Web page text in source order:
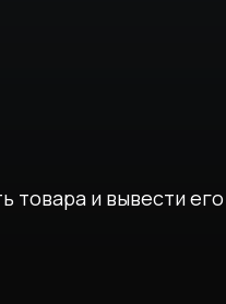
товара и вывести